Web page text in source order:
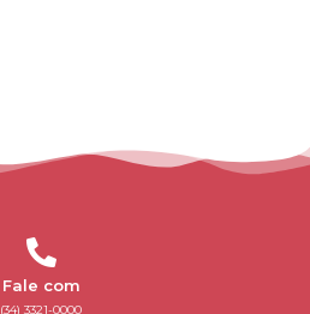
Fale com
(34) 3321-0000